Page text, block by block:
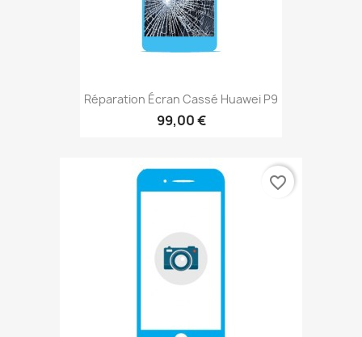
Réparation Écran Cassé Huawei P9
99,00 €
favorite_border